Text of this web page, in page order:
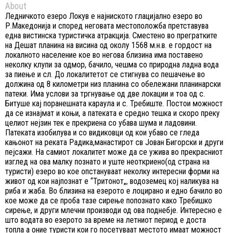
About
Ледничкото езеро Локув е најниското глацијално езеро во
Р.Македонија и според неговата местоположба претставува
една вистинска туристичка атракција. Сместено во прегратките
на Дешат планина на висина од околу 1568 м.н.в. е гордост на
локалното население кое во негова близина има поставено
неколку клупи за одмор, бачило, чешма со природна ладна вода
за пиење и сл. До локалитетот се стигнува со пешачење во
должина од 8 километри низ планина со обележани планинарски
патеки. Има услови за тргнување од две локации и тоа од с.
Битуше кај поранешната караула и с. Требиште. Постои можност
да се изнајмат и коњи, а патеката е средно тешка и скоро преку
целиот нејзин тек е прекриена со убава шума и ладовини.
Патеката изобилува и со видиковци од кои убаво се гледа
кањонот на реката Радика,манастирот св Јован Бигорски и други
пејсажи. На самиот локалитет може да се ужива во прекрасниот
изглед на ова малку познато и уште неоткриено(од страна на
туристи) езеро во кое опстануваат неколку интересни форми на
живот од кои најпознат е “Тритонот„, водоземец кој наликува на
риба и жаба. Во близина на езерото е лоцирано и едно бачило во
кое може да се проба тазе сирење попознато како Требишко
сирење, и други млечни производи од ова поднебје. Интересно е
што водата во езерото за време на летниот период е доста
топла а оние туристи кои го посетуваат местото имаат можност